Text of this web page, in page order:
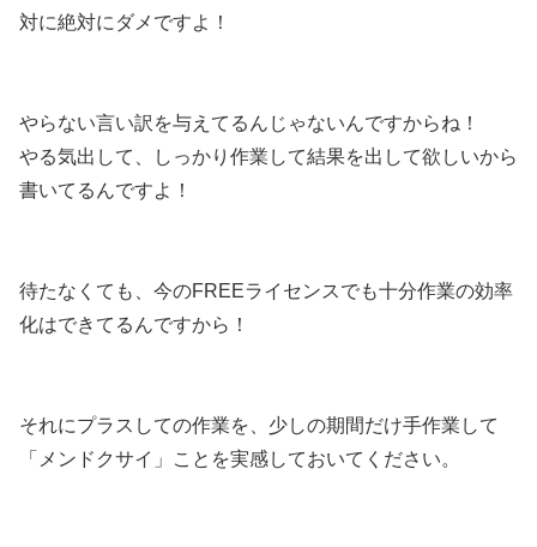
対に絶対にダメですよ！
やらない言い訳を与えてるんじゃないんですからね！
やる気出して、しっかり作業して結果を出して欲しいから
書いてるんですよ！
待たなくても、今のFREEライセンスでも十分作業の効率
化はできてるんですから！
それにプラスしての作業を、少しの期間だけ手作業して
「メンドクサイ」ことを実感しておいてください。